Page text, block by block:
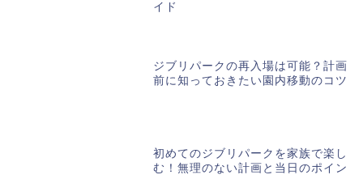
イド
ジブリパークの再入場は可能？計画
前に知っておきたい園内移動のコツ
初めてのジブリパークを家族で楽し
む！無理のない計画と当日のポイン